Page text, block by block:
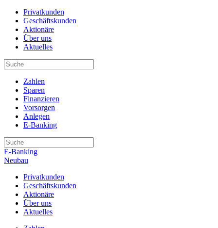
Privatkunden
Geschäftskunden
Aktionäre
Über uns
Aktuelles
Zahlen
Sparen
Finanzieren
Vorsorgen
Anlegen
E-Banking
E-Banking
Neubau
Privatkunden
Geschäftskunden
Aktionäre
Über uns
Aktuelles